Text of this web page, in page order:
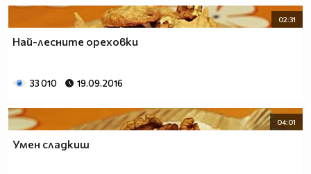
Producer: www.7talents.bg 02:31
Най-лесните ореховки
33 010 19.09.2016
04:01
Умен сладкиш